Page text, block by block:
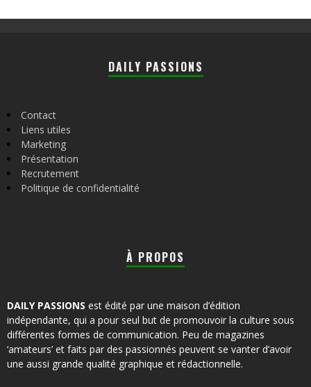
DAILY PASSIONS
Contact
Liens utiles
Marketing
Présentation
Recrutement
Politique de confidentialité
À PROPOS
DAILY PASSIONS est édité par une maison d’édition
indépendante, qui a pour seul but de promouvoir la culture sous
différentes formes de communication. Peu de magazines
‘amateurs’ et faits par des passionnés peuvent se vanter d’avoir
une aussi grande qualité graphique et rédactionnelle.